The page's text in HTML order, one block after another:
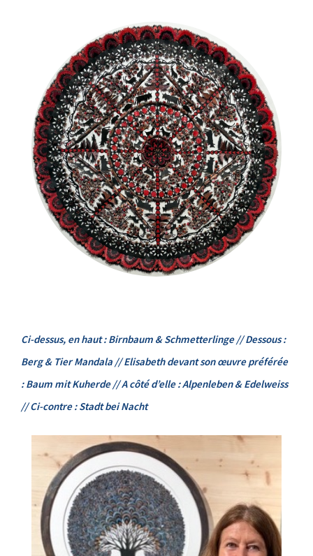
Ci-dessus, en haut : Birnbaum & Schmetterlinge // Dessous :
Berg & Tier Mandala // Elisabeth devant son œuvre préférée
: Baum mit Kuherde // A côté d’elle : Alpenleben & Edelweiss
// Ci-contre : Stadt bei Nacht